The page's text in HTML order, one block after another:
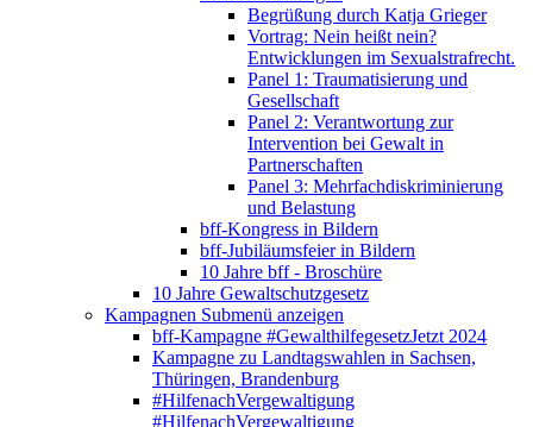
Begrüßung durch Katja Grieger
Vortrag: Nein heißt nein?
Entwicklungen im Sexualstrafrecht.
Panel 1: Traumatisierung und
Gesellschaft
Panel 2: Verantwortung zur
Intervention bei Gewalt in
Partnerschaften
Panel 3: Mehrfachdiskriminierung
und Belastung
bff-Kongress in Bildern
bff-Jubiläumsfeier in Bildern
10 Jahre bff - Broschüre
10 Jahre Gewaltschutzgesetz
Kampagnen Submenü anzeigen
bff-Kampagne #GewalthilfegesetzJetzt 2024
Kampagne zu Landtagswahlen in Sachsen,
Thüringen, Brandenburg
#HilfenachVergewaltigung
#HilfenachVergewaltigung